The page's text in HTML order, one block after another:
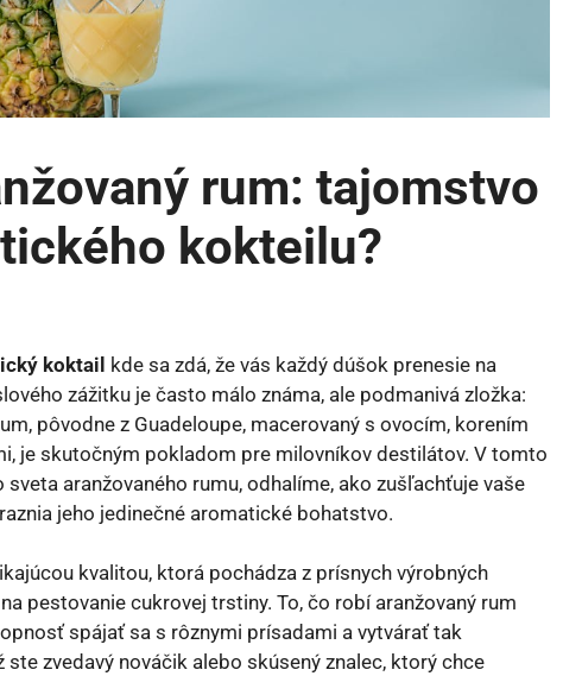
rum: tajomstvo
kokteilu?
koktail kde sa zdá, že vás každý dúšok prenesie na
zážitku je často málo známa, ale podmanivá zložka:
pôvodne z Guadeloupe, macerovaný s ovocím, korením
je skutočným pokladom pre milovníkov destilátov. V tomto
aranžovaného rumu, odhalíme, ako zušľachťuje vaše
jeho jedinečné aromatické bohatstvo.
kvalitou, ktorá pochádza z prísnych výrobných
pestovanie cukrovej trstiny. To, čo robí aranžovaný rum
spájať sa s rôznymi prísadami a vytvárať tak
zvedavý nováčik alebo skúsený znalec, ktorý chce